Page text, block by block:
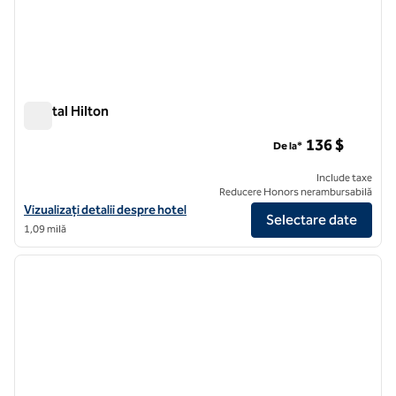
Capital Hilton
Vizualizați detaliile hotelului pentru Capital Hilton
Vizualizați detalii despre hotel
1,09 milă
De la* 136 $
Include taxe
Reducere Honors nerambursabilă
Selectare date
1/12
1 din 12